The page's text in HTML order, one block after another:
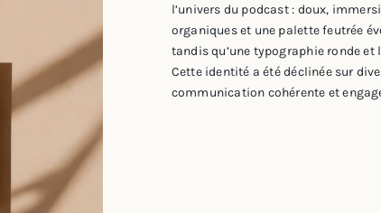
l’univers du podcast : doux,
organiques et une palette feutrée
tandis qu’une typographie ronde
Cette identité a été déclinée sur
communication cohérente et